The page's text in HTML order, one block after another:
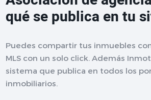
qué se publica en tu
Puedes compartir tus inmuebles
MLS con un solo click. Además
sistema que publica en todos los
inmobiliarios.